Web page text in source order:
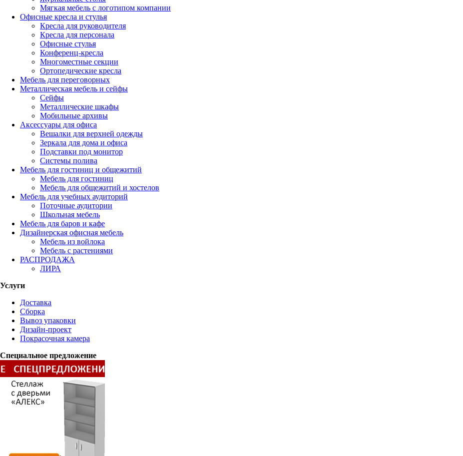
Мягкая мебель с логотипом компании
Офисные кресла и стулья
Кресла для руководителя
Кресла для персонала
Офисные стулья
Конференц-кресла
Многоместные секции
Ортопедические кресла
Мебель для переговорных
Металлическая мебель и сейфы
Сейфы
Металлические шкафы
Мобильные архивы
Аксессуары для офиса
Вешалки для верхней одежды
Зеркала для дома и офиса
Подставки под монитор
Системы полива
Мебель для гостиниц и общежитий
Мебель для гостиниц
Мебель для общежитий и хостелов
Мебель для учебных аудиторий
Поточные аудитории
Школьная мебель
Мебель для баров и кафе
Дизайнерская офисная мебель
Мебель из войлока
Мебель с растениями
РАСПРОДАЖА
ЛИРА
Услуги
Доставка
Сборка
Вывоз упаковки
Дизайн-проект
Покрасочная камера
Специальное предложение